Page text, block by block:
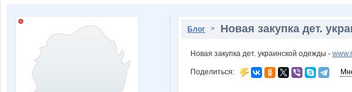
Блог > Новая закупка дет.
Новая закупка дет. украинской одежды -
Поделиться: